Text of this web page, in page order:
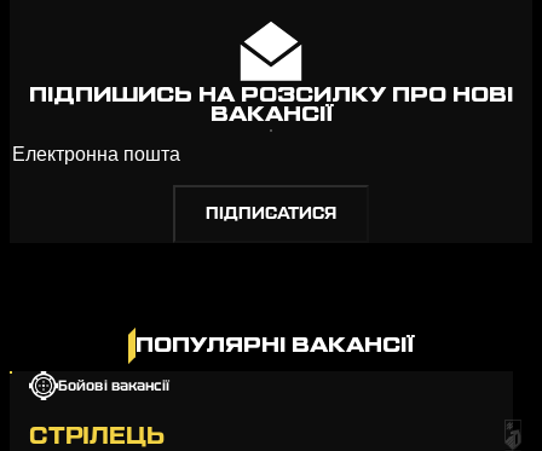
ПІДПИШИСЬ НА РОЗСИЛКУ ПРО НОВІ
ВАКАНСІЇ
ПОПУЛЯРНІ ВАКАНСІЇ
Бойові вакансії
СТРІЛЕЦЬ